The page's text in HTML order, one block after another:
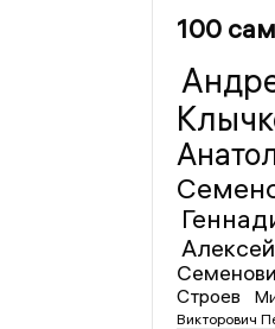
100
Строев
Викторович